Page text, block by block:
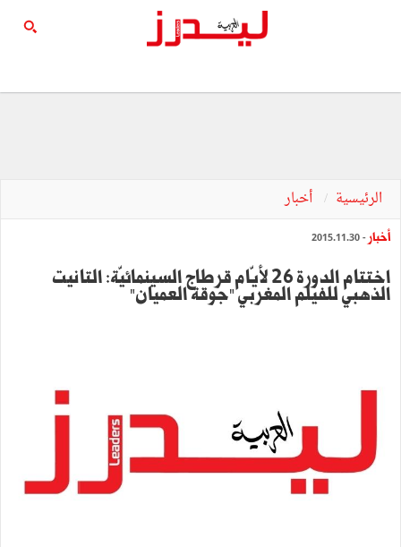
الرئيسية أخبار
أخبار - 2015.11.30
اختتام الدورة 26 لأيّام قرطاج السينمائيّة: التانيت
الذهبي للفيلم المغربي "جوقة العميان"